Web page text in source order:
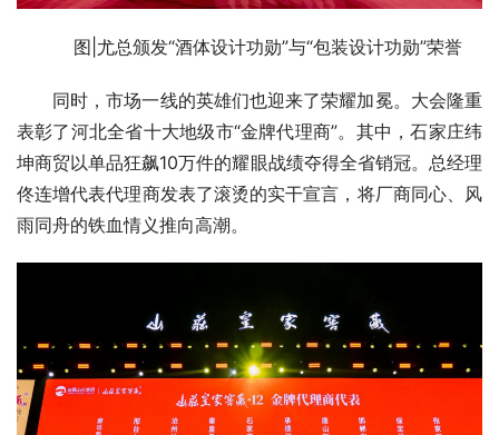
图|尤总颁发“酒体设计功勋”与“包装设计功勋”荣誉
同时，市场一线的英雄们也迎来了荣耀加冕。大会隆重
表彰了河北全省十大地级市“金牌代理商”。其中，石家庄纬
坤商贸以单品狂飙10万件的耀眼战绩夺得全省销冠。总经理
佟连增代表代理商发表了滚烫的实干宣言，将厂商同心、风
雨同舟的铁血情义推向高潮。